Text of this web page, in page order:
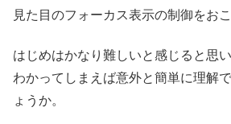
見た目のフォーカス表示の制御をお
はじめはかなり難しいと感じると思
わかってしまえば意外と簡単に理解
ょうか。